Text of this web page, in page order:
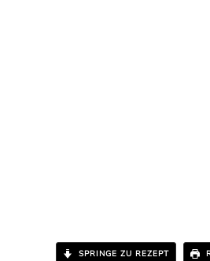
SPRINGE ZU REZEPT